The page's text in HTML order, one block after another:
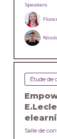
Speakers
Étude de
Salle de